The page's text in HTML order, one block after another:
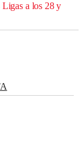
Ligas a los 28 y